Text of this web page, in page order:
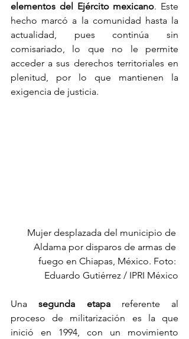
elementos del Ejército mexicano. Este
hecho marcó a la comunidad hasta la
actualidad, pues continúa sin
comisariado, lo que no le permite
acceder a sus derechos territoriales en
plenitud, por lo que mantienen la
exigencia de justicia.
Mujer desplazada del municipio de
Aldama por disparos de armas de
fuego en Chiapas, México. Foto:
Eduardo Gutiérrez / IPRI México
Una segunda etapa referente al
proceso de militarización es la que
inició en 1994, con un movimiento